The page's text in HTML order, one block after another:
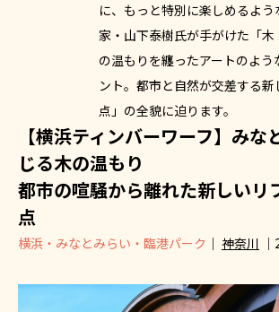
に、もっと特別に楽しめるよ
家・山下泰樹氏が手がけた「木
の温もりを纏ったアートのよう
ント。都市と自然が交差する
点」の全貌に迫ります。
【横浜ティンバーワーフ】みな
じる木の温もり
都市の喧騒から離れた新しいリ
点
横浜・みなとみらい・臨港パーク ｜ 神奈川